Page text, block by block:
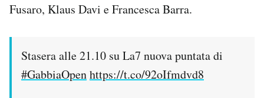
Fusaro, Klaus Davi e Francesca Barra.
Stasera alle 21.10 su La7 nuova puntata di
#GabbiaOpenhttps://t.co/92oIfmdvd8